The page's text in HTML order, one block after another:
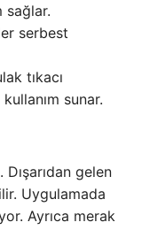
sağlar.
serbest
tıkacı
sunar.
gelen
Uygulamada
Ayrıca merak